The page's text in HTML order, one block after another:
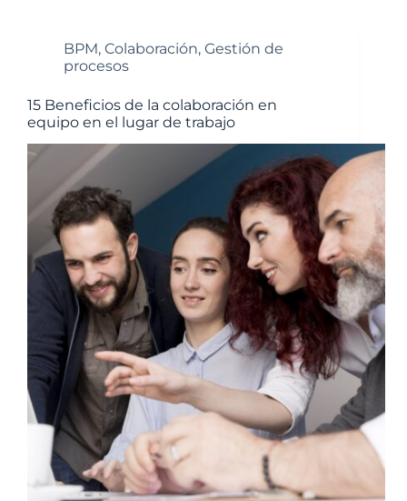
BPM, Colaboración, Gestión de
procesos
15 Beneficios de la colaboración en
equipo en el lugar de trabajo